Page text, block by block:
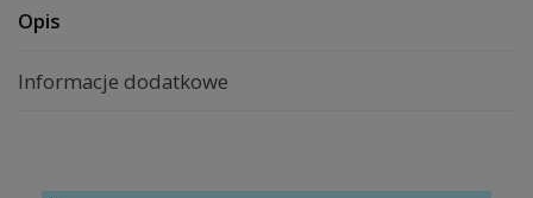
Opis
Informacje dodatkowe